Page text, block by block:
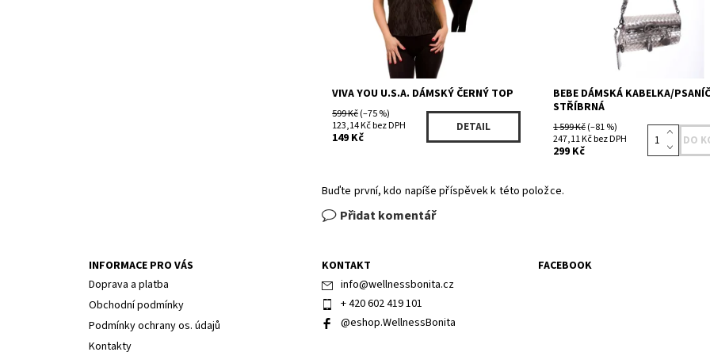
VIVA YOU U.S.A. DÁMSKÝ ČERNÝ TOP
599 Kč(–75 %)
123,14 Kč bez DPH
149 Kč
DETAIL
BEBE DÁMSKÁ KABELKA/
STŘÍBRNÁ
1 599 Kč(–81 %)
247,11 Kč bez DPH
299 Kč
Buďte první, kdo napíše příspěvek k této položce.
Přidat komentář
INFORMACE PRO VÁS
Doprava a platba
Obchodní podmínky
Podmínky ochrany os. údajů
Kontakty
KONTAKT
info@wellnessbonita.cz
+ 420 602 419 101
@eshop.WellnessBonita
FACEBOOK